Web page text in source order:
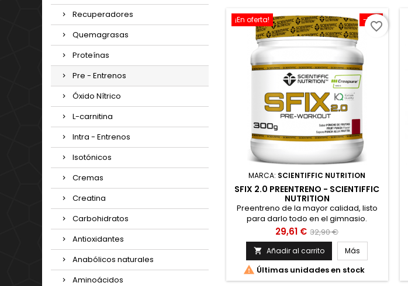
Recuperadores
Quemagrasas
Proteínas
Pre - Entrenos
Óxido Nítrico
L-carnitina
Intra - Entrenos
Isotónicos
Cremas
Creatina
Carbohidratos
Antioxidantes
Anabólicos naturales
Aminoácidos
-10%
¡En oferta!
MARCA: SCIENTIFFIC NUTRITION
SFIX 2.0 PREENTRENO - SCIENTIFFIC
NUTRITION
Preentreno de la mayor calidad, listo
para darlo todo en el gimnasio.
Precio
29,61 € Precio
base
32,90 €
 Añadir al carrito Más
 Últimas unidades en stock
favorite_border